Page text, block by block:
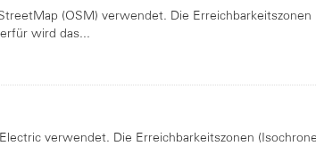
(OSM) verwendet. Die
wird das...
verwendet. Die Erreichbarkeitszonen